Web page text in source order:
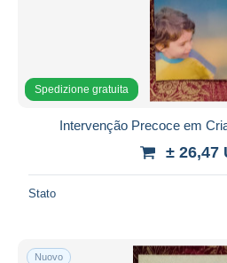
Spedizione gratuita
Intervenção Precoce em
± 26,47
Stato
Nuovo